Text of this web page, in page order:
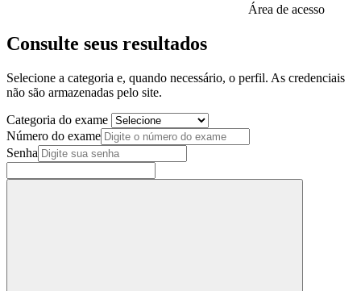
Área de acesso
Consulte seus resultados
Selecione a categoria e, quando necessário, o perfil. As credenciais
não são armazenadas pelo site.
Categoria do exame
Número do exame
Senha